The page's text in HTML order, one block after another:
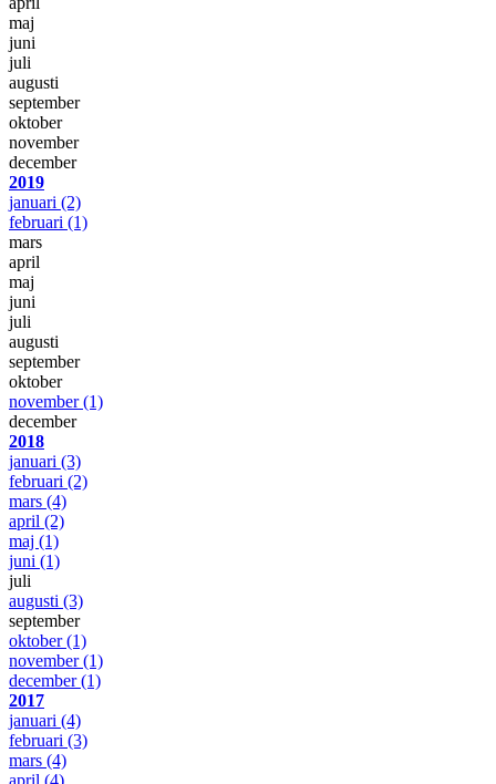
maj
juni
juli
augusti
september
oktober
november
december
2019
januari (2)
februari (1)
mars
april
maj
juni
juli
augusti
september
oktober
november(1)
december
2018
januari (3)
februari (2)
mars (4)
april (2)
maj (1)
juni (1)
juli
augusti (3)
september
oktober(1)
november(1)
december(1)
2017
januari (4)
februari (3)
mars (4)
april (4)